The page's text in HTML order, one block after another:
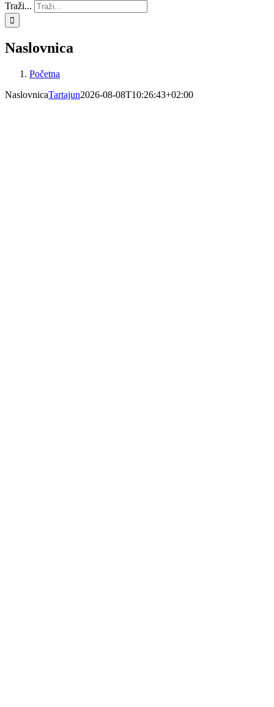
Traži...
Naslovnica
Početna
NaslovnicaTartajun2026-08-08T10:26:43+02:00